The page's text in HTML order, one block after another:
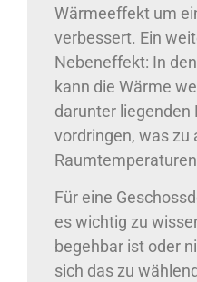
Wärmeeffekt um
verbessert. Ein
Nebeneffekt: In
kann die Wärme
darunter liegenden
vordringen, was zu
Für eine
es wichtig zu
begehbar ist oder
sich das zu